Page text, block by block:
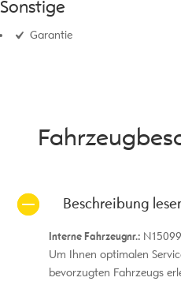
Sonstige
Garantie
Beschreibung
Interne Fahrzeugnr.: N15099
Um Ihnen optimalen
bevorzugten Fahrzeugs